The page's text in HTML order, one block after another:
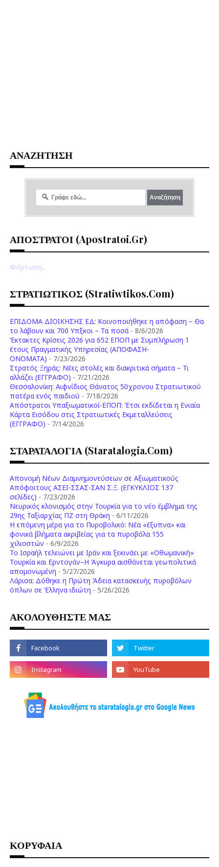
ΑΝΑΖΗΤΗΣΗ
ΑΠΟΣΤΡΑΤΟΙ (apostratoi.gr)
Φόρτωση...
ΣΤΡΑΤΙΩΤΙΚΟΣ (stratiwtikos.com)
ΕΠΙΔΟΜΑ ΔΙΟΙΚΗΣΗΣ ΕΔ: Κοινοποιήθηκε η απόφαση – Θα
το λάβουν και 700 Υπξκοι – Τα ποσά - 8/6/2026
Έκτακτες Κρίσεις 2026 για 652 ΕΠΟΠ με Συμπλήρωση 1
έτους Πραγματικής Υπηρεσίας (ΑΠΟΦΑΣΗ-
ONOMATA) - 7/23/2026
Στρατός Ξηράς: Νέες στολές και διακριτικά σήματα – Τι
αλλάζει (ΕΓΓΡΑΦΟ) - 7/21/2026
Θεσσαλονίκη: Αιφνίδιος Θάνατος 50χρονου Στρατιωτικού
πατέρα ενός παιδιού - 7/18/2026
Απόστρατοι Υπαξιωματικοί-ΕΠΟΠ: Έτσι εκδίδεται η Ενιαία
Κάρτα Εισόδου στις Στρατιωτικές Εκμεταλλεύσεις
(ΕΓΓΡΑΦΟ) - 7/14/2026
ΣΤΑΡΑΤΑΛΟΓΙΑ (staratalogia.com)
Απονομή Νέων Διαμνημονεύσεων σε Αξιωματικούς
Απόφοιτους ΑΣΕΙ-ΣΣΑΣ-ΣΑΝ Σ.Ξ. (ΕΓΚΥΚΛΙΟΣ 137
σελίδες) - 7/23/2026
Νευρικός κλονισμός στην Τουρκία για το νέο έμβλημα της
29ης Ταξιαρχίας ΠΖ στη Θράκη - 6/11/2026
Η επόμενη μέρα για το Πυροβολικό: Νέα «έξυπνα» και
φονικά βλήματα ακριβείας για τα πυροβόλα 155
χιλιοστών - 6/9/2026
Το Ισραήλ τελειώνει με Ιράν και ξεκινάει με «Οθωμανική»
Τουρκία και Ερντογάν–Η Άγκυρα αισθάνεται γεωπολιτικά
απομονωμένη - 5/27/2026
Λάρισα: Δόθηκε η Πρώτη Άδεια κατασκευής πυροβόλων
όπλων σε Έλληνα ιδιώτη - 5/26/2026
ΑΚΟΛΟΥΘΗΣΤΕ ΜΑΣ
ΚΟΡΥΦΑΙΑ